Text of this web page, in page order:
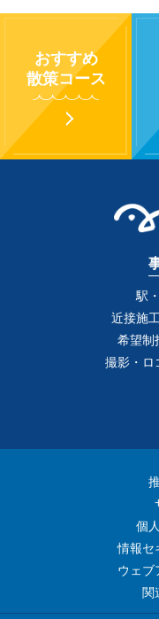
おすすめ
散策コース
駅
近接施
希望制
撮影・ロ
個
情報セ
ウェブ
関